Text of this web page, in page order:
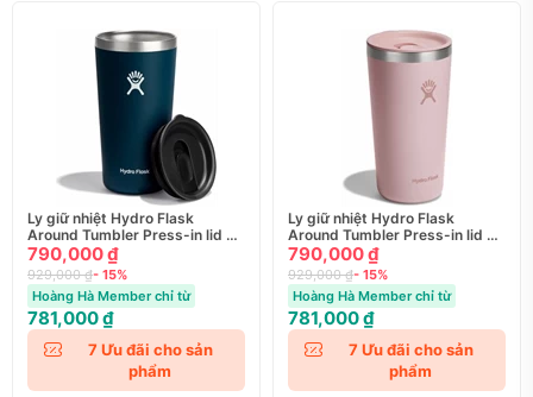
Ly giữ nhiệt Hydro Flask
Around Tumbler Press-in lid 20
OZ 591 ml (T20CPB)
790,000 ₫
929,000 ₫- 15%
Hoàng Hà Member chỉ từ
781,000 ₫
7 Ưu đãi cho sản
phẩm
Ly giữ nhiệt Hydro Flask
Around Tumbler Press-in lid 20
OZ 591 ml 2025
790,000 ₫
929,000 ₫- 15%
Hoàng Hà Member chỉ từ
781,000 ₫
7 Ưu đãi cho sản
phẩm